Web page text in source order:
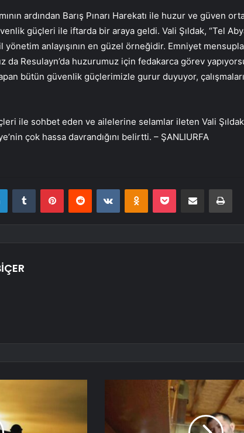
ardından Barış Pınarı Harekatı ile huzur ve güven
güçleri ile iftarda bir araya geldi. Vali Şıldak, “Tel
anlayışının en güzel örneğidir. Emniyet
da Resulayn’da huzurumuz için fedakarca görev
bütün güvenlik güçlerimizle gurur duyuyor,
ile sohbet eden ve ailelerine selamlar ileten Vali
çok hassa davrandığını belirtti. – ŞANLIURFA
LinkedInTumblr PinterestReddit VKontakteOdnoklassniki
Pocket E-Posta ile paylaş